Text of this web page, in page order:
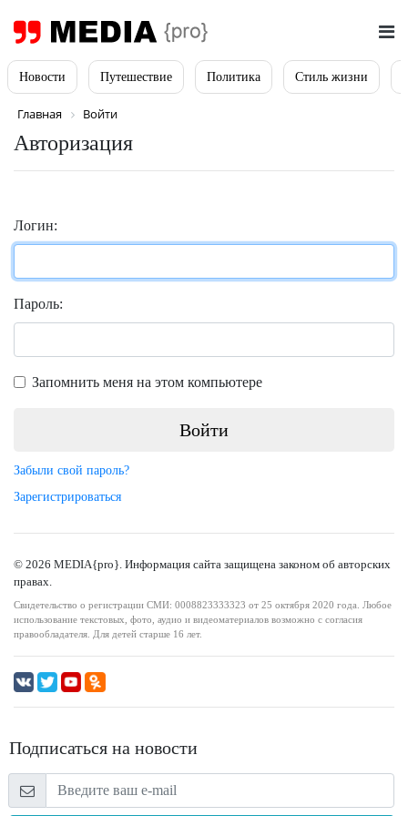
Новости Путешествие Политика Стиль жизни
Главная Войти
Авторизация
Логин:
Пароль:
Запомнить меня на этом компьютере
Забыли свой пароль?
Зарегистрироваться
© 2026 MEDIA{pro}. Информация сайта защищена законом об авторских
правах.
Свидетельство о регистрации СМИ: 0008823333323 от 25 октября 2020 года. Любое
использование текстовых, фото, аудио и видеоматериалов возможно с согласия
правообладателя. Для детей старше 16 лет.
Подписаться на новости